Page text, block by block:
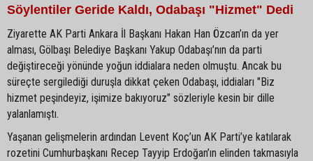
Söylentiler Geride Kaldı, Odabaşı "Hizmet" Dedi
Ziyarette AK Parti Ankara İl Başkanı Hakan Han Özcan’ın da yer
alması, Gölbaşı Belediye Başkanı Yakup Odabaşı’nın da parti
değiştireceği yönünde yoğun iddialara neden olmuştu. Ancak bu
süreçte sergilediği duruşla dikkat çeken Odabaşı, iddiaları "Biz
hizmet peşindeyiz, işimize bakıyoruz" sözleriyle kesin bir dille
yalanlamıştı.
Yaşanan gelişmelerin ardından Levent Koç’un AK Parti’ye katılarak
rozetini Cumhurbaşkanı Recep Tayyip Erdoğan’ın elinden takmasıyla